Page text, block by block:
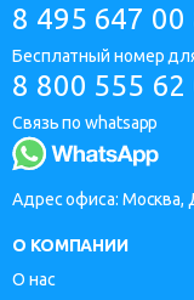
8 495 647 00
Бесплатный номер
8 800 555 62
Связь по whatsapp
Адрес офиса: Москва,
О КОМПАНИИ
О нас